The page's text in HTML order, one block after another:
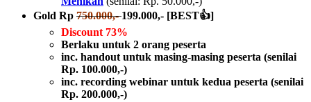
Gold Rp 750.000,- 199.000,- [BEST👍]
Discount 73%
Berlaku untuk 2 orang peserta
inc. handout untuk masing-masing peserta (senilai
Rp. 100.000,-)
inc. recording webinar untuk kedua peserta (senilai
Rp. 200.000,-)